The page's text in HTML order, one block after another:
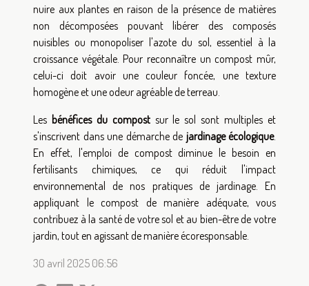
nuire aux plantes en raison de la présence de matières
non décomposées pouvant libérer des composés
nuisibles ou monopoliser l'azote du sol, essentiel à la
croissance végétale. Pour reconnaître un compost mûr,
celui-ci doit avoir une couleur foncée, une texture
homogène et une odeur agréable de terreau.
Les bénéfices du compostsur le sol sont multiples et
s'inscrivent dans une démarche de jardinage écologique.
En effet, l'emploi de compost diminue le besoin en
fertilisants chimiques, ce qui réduit l'impact
environnemental de nos pratiques de jardinage. En
appliquant le compost de manière adéquate, vous
contribuez à la santé de votre sol et au bien-être de votre
jardin, tout en agissant de manière écoresponsable.
30 avril 2025 06:56